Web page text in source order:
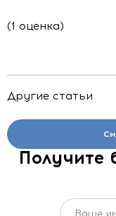
(1 оценка)
Другие статьи
Получите